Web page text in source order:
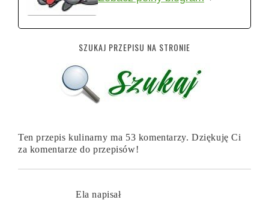
SZUKAJ PRZEPISU NA STRONIE
Ten przepis kulinarny ma 53 komentarzy. Dziękuję Ci
za komentarze do przepisów!
Ela napisał